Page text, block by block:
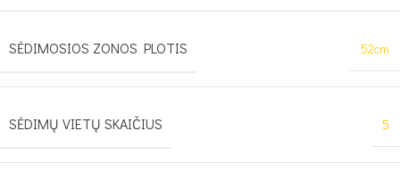
SĖDIMOSIOS ZONOS PLOTIS 52cm
SĖDIMŲ VIETŲ SKAIČIUS 5